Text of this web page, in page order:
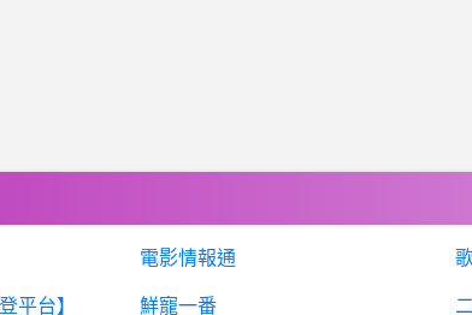
電影情報通
平台】 鮮寵一番